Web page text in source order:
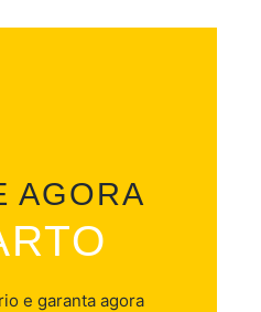
AGORA
e garanta agora